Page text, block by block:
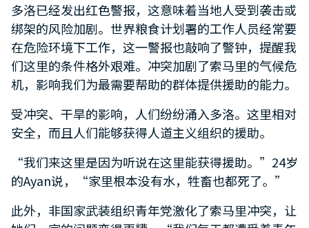
多洛已经发出红色警报，这意味着当地人受到袭击或
绑架的风险加剧。世界粮食计划署的工作人员经常要
在危险环境下工作，这一警报也敲响了警钟，提醒我
们这里的条件格外艰难。冲突加剧了索马里的气候危
机，影响我们为最需要帮助的群体提供援助的能力。
受冲突、干旱的影响，人们纷纷涌入多洛。这里相对
安全，而且人们能够获得人道主义组织的援助。
“我们来这里是因为听说在这里能获得援助。”24岁
的Ayan说，“家里根本没有水，牲畜也都死了。”
此外，非国家武装组织青年党激化了索马里冲突，让